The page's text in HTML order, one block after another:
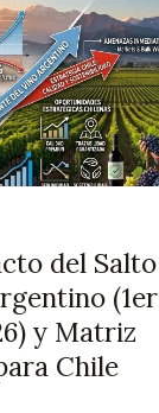
del Salto
(1er
y Matriz
Chile